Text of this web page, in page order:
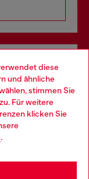
diese
und ähnliche
stimmen Sie
Für weitere
klicken Sie
.
online und
but it seems